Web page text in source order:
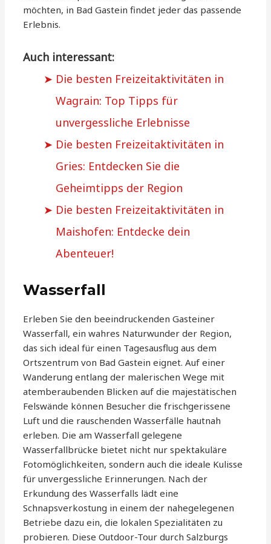
möchten, in Bad Gastein findet jeder das passende
Erlebnis.
Auch interessant:
Die besten Freizeitaktivitäten in
Wagrain: Top Tipps für
unvergessliche Erlebnisse
Die besten Freizeitaktivitäten in
Gries: Entdecken Sie die
Geheimtipps der Region
Die besten Freizeitaktivitäten in
Maishofen: Entdecke dein
Abenteuer!
Wasserfall
Erleben Sie den beeindruckenden Gasteiner
Wasserfall, ein wahres Naturwunder der Region,
das sich ideal für einen Tagesausflug aus dem
Ortszentrum von Bad Gastein eignet. Auf einer
Wanderung entlang der malerischen Wege mit
atemberaubenden Blicken auf die majestätischen
Felswände können Besucher die frischgerissene
Luft und die rauschenden Wasserfälle hautnah
erleben. Die am Wasserfall gelegene
Wasserfallbrücke bietet nicht nur spektakuläre
Fotomöglichkeiten, sondern auch die ideale Kulisse
für unvergessliche Erinnerungen. Nach der
Erkundung des Wasserfalls lädt eine
Schnapsverkostung in einem der nahegelegenen
Betriebe dazu ein, die lokalen Spezialitäten zu
probieren. Diese Outdoor-Tour durch Salzburgs